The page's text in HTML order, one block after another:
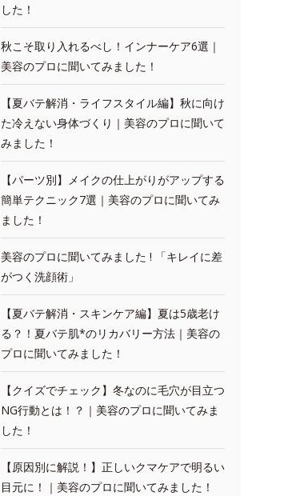
した！
秋こそ取り入れるべし！インナーケア6選｜
美容のプロに聞いてみました！
【夏バテ解消・ライフスタイル編】秋に向け
た冷えない身体づくり｜美容のプロに聞いて
みました！
【パーツ別】メイクの仕上がりがアップする
簡単テクニック7選｜美容のプロに聞いてみ
ました！
美容のプロに聞いてみました ! 「キレイに差
がつく洗顔術」
【夏バテ解消・スキンケア編】夏は5歳老け
る？！夏バテ肌*のリカバリー方法｜美容の
プロに聞いてみました！
【クイズでチェック】冬なのに毛穴が目立つ
NG行動とは！？｜美容のプロに聞いてみま
した！
【原因別に解説！】正しいクマケアで明るい
目元に！｜美容のプロに聞いてみました！